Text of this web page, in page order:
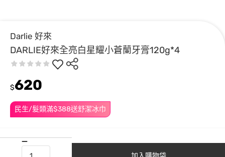
Darlie 好來
DARLIE好來全亮白星耀小蒼蘭牙膏120g*4
民生/髮類滿$388送舒潔冰巾
$620